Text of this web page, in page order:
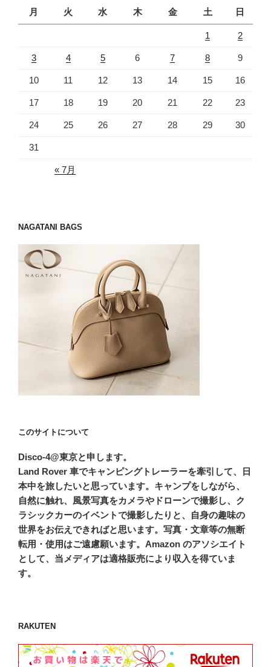
月
火 水 木 金 土 日
1 2
3 4 5 6 7 8 9
10 11 12 13 14 15 16
17 18 19 20 21 22 23
24 25 26 27 28 29 30
31
« 7月
NAGATANI BAGS
このサイトについて
Disco-4@東京と申します。
Land Rover 車でキャンピングトレーラーを牽引して、日
本中を旅したいと思っています。キャンプをしながら、
自然に触れ、風景写真をカメラやドローンで撮影し、ク
ラシックカーのイベントで撮影したりと、自身の趣味の
世界をお伝えできればと思います。写真・文章等の無断
転用・使用はご遠慮願います。Amazon のアソシエイト
として、当メディアは適格販売により収入を得ていま
す。
RAKUTEN